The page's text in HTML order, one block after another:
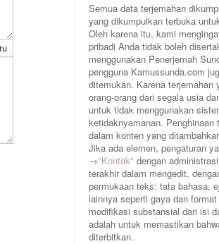
Semua data terjemahan
yang dikumpulkan terbuka
Oleh karena itu, kami
pribadi Anda tidak boleh
menggunakan Penerjemah
pengguna Kamussunda.com
ditemukan. Karena
orang-orang dari segala usia
untuk tidak menggunakan
ketidaknyamanan.
dalam konten yang
Jika ada elemen, pengaturan
→"Kontak" dengan
terakhir dalam mengedit,
permukaan teks: tata bahasa,
lainnya seperti gaya dan
modifikasi substansial dari isi
adalah untuk memastikan
diterbitkan.